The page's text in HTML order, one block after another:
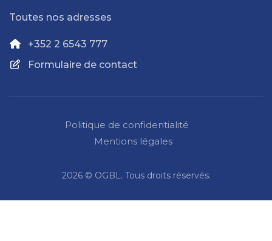
Toutes nos adresses
+352 2 6543 777
Formulaire de contact
Politique de confidentialité
Mentions légales
2026 © OGBL. Tous droits réservés.